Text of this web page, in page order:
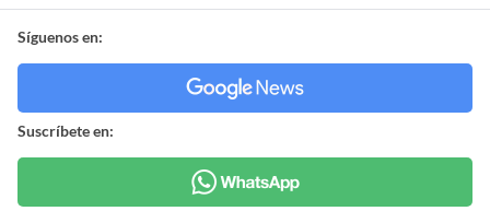
Síguenos en:
Suscríbete en: